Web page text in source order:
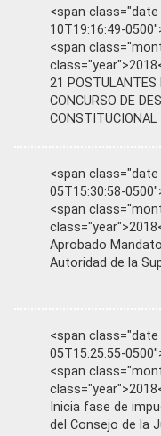
<span
10T19:16:49-
<span
21 POSTULANTES
CONCURSO DE
CONSTITUCIONAL
<span
05T15:30:58-
<span
Aprobado
Autoridad de la
<span
05T15:25:55-
<span
Inicia fase de
del Consejo de la